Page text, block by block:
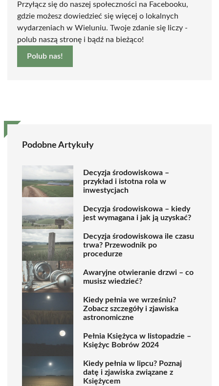
Przyłącz się do naszej społeczności na Facebooku,
gdzie możesz dowiedzieć się więcej o lokalnych
wydarzeniach w Wieluniu. Twoje zdanie się liczy -
polub naszą stronę i bądź na bieżąco!
Polub nas!
Podobne Artykuły
Decyzja środowiskowa –
przykład i istotna rola w
inwestycjach
Decyzja środowiskowa – kiedy
jest wymagana i jak ją uzyskać?
Decyzja środowiskowa ile czasu
trwa? Przewodnik po
procedurze
Awaryjne otwieranie drzwi – co
musisz wiedzieć?
Kiedy pełnia we wrześniu?
Zobacz szczegóły i zjawiska
astronomiczne
Pełnia Księżyca w listopadzie –
Księżyc Bobrów 2024
Kiedy pełnia w lipcu? Poznaj
datę i zjawiska związane z
Księżycem